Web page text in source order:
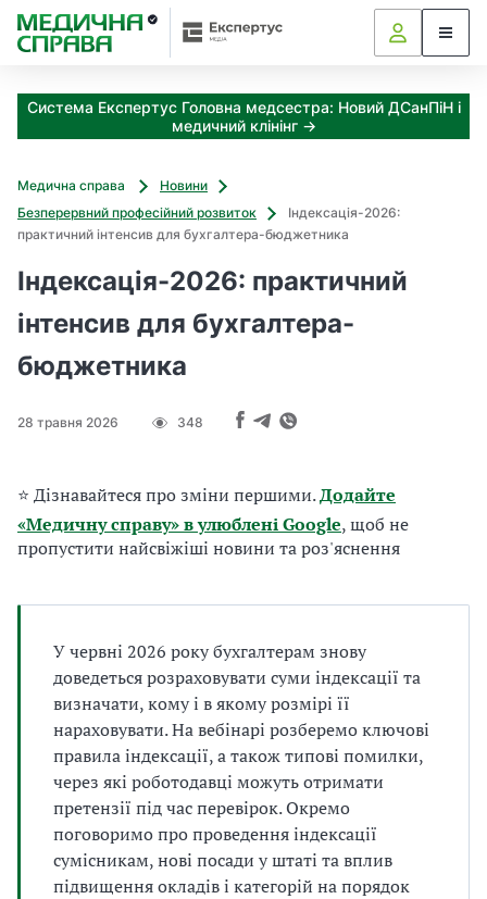
Система Експертус Головна медсестра: Новий ДСанПіН і
медичний клінінг →
Медична справа
Новини
Безперервний професійний розвиток
Індексація-2026:
практичний інтенсив для бухгалтера-бюджетника
Індексація-2026: практичний
інтенсив для бухгалтера-
бюджетника
28 травня 2026 348
⭐ Дізнавайтеся про зміни першими.Додайте
«Медичну справу» в улюблені Google, щоб не
пропустити найсвіжіші новини та роз'яснення
У червні 2026 року бухгалтерам знову
доведеться розраховувати суми індексації та
визначати, кому і в якому розмірі її
нараховувати. На вебінарі розберемо ключові
правила індексації, а також типові помилки,
через які роботодавці можуть отримати
претензії під час перевірок. Окремо
поговоримо про проведення індексації
сумісникам, нові посади у штаті та вплив
підвищення окладів і категорій на порядок
З
а
к
з
о
д
м
о
ж
н
р
т
и
л